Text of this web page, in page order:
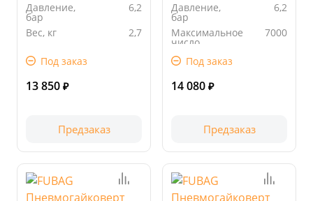
Давление,
бар
6,2
Вес, кг
2,7
упаковки,
мм Под заказ
13 850 ₽
Предзаказ
Давление,
бар
6,2
Максимальное
число
об/мин
7000
Под заказ
14 080 ₽
Предзаказ